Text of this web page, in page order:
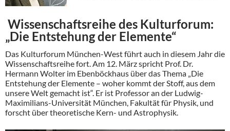
Wissenschaftsreihe des Kulturforum:
„Die Entstehung der Elemente“
Das Kulturforum München-West führt auch in diesem Jahr die
Wissenschaftsreihe fort. Am 12. März spricht Prof. Dr.
Hermann Wolter im Ebenböckhaus über das Thema „Die
Entstehung der Elemente – woher kommt der Stoff, aus dem
unsere Welt gemacht ist“. Er ist Professor an der Ludwig-
Maximilians-Universität München, Fakultät für Physik, und
forscht über theoretische Kern- und Astrophysik.